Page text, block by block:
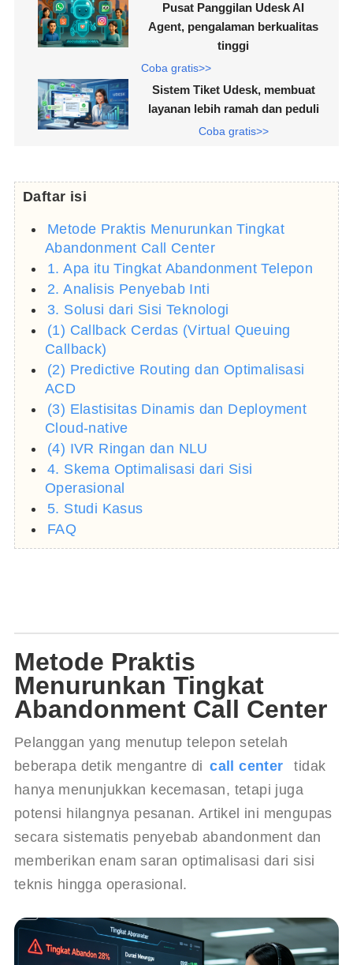
Pusat Panggilan Udesk AI
Agent, pengalaman berkualitas
tinggi
Coba gratis>>
Sistem Tiket Udesk, membuat
layanan lebih ramah dan peduli
Coba gratis>>
Daftar isi
Metode Praktis Menurunkan Tingkat
Abandonment Call Center
1. Apa itu Tingkat Abandonment Telepon
2. Analisis Penyebab Inti
3. Solusi dari Sisi Teknologi
(1) Callback Cerdas (Virtual Queuing
Callback)
(2) Predictive Routing dan Optimalisasi
ACD
(3) Elastisitas Dinamis dan Deployment
Cloud-native
(4) IVR Ringan dan NLU
4. Skema Optimalisasi dari Sisi
Operasional
5. Studi Kasus
FAQ
Metode Praktis
Menurunkan Tingkat
Abandonment Call Center
Pelanggan yang menutup telepon setelah
beberapa detik mengantre di call center
tidak
hanya menunjukkan kecemasan, tetapi juga
potensi hilangnya pesanan. Artikel ini mengupas
secara sistematis penyebab abandonment dan
memberikan enam saran optimalisasi dari sisi
teknis hingga operasional.